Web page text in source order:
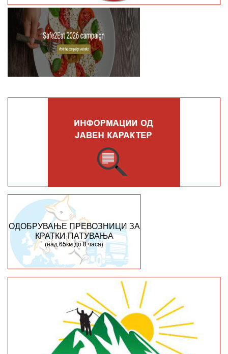
ОДОБРУВАЊЕ ПРЕВОЗНИЦИ ЗА
КРАТКИ ПАТУВАЊА
(над 65км до 8 часа)